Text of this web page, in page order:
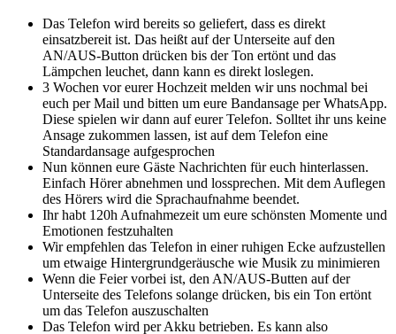
Das Telefon wird bereits so geliefert, dass es direkt
einsatzbereit ist. Das heißt auf der Unterseite auf den
AN/AUS-Button drücken bis der Ton ertönt und das
Lämpchen leuchet, dann kann es direkt loslegen.
3 Wochen vor eurer Hochzeit melden wir uns nochmal bei
euch per Mail und bitten um eure Bandansage per WhatsApp.
Diese spielen wir dann auf eurer Telefon. Solltet ihr uns keine
Ansage zukommen lassen, ist auf dem Telefon eine
Standardansage aufgesprochen
Nun können eure Gäste Nachrichten für euch hinterlassen.
Einfach Hörer abnehmen und lossprechen. Mit dem Auflegen
des Hörers wird die Sprachaufnahme beendet.
Ihr habt 120h Aufnahmezeit um eure schönsten Momente und
Emotionen festzuhalten
Wir empfehlen das Telefon in einer ruhigen Ecke aufzustellen
um etwaige Hintergrundgeräusche wie Musik zu minimieren
Wenn die Feier vorbei ist, den AN/AUS-Butten auf der
Unterseite des Telefons solange drücken, bis ein Ton ertönt
um das Telefon auszuschalten
Das Telefon wird per Akku betrieben. Es kann also